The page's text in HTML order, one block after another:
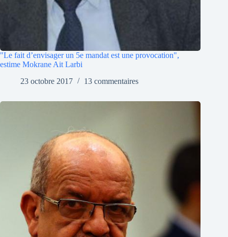
"Le fait d’envisager un 5e mandat est une provocation",
estime Mokrane Ait Larbi
23 octobre 2017
13 commentaires